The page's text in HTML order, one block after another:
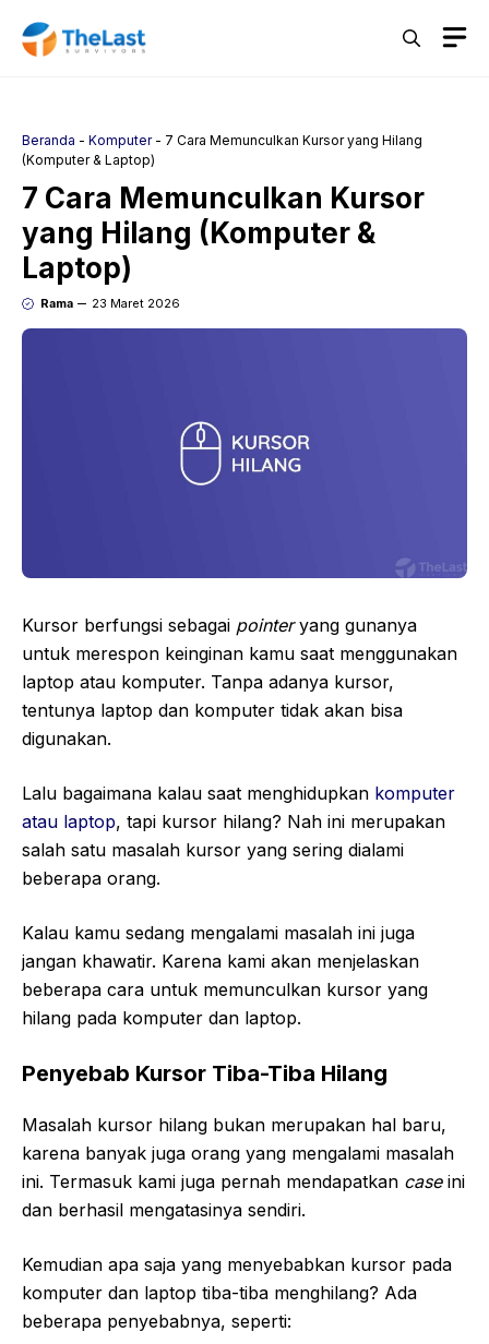
Beranda - Komputer- 7 Cara Memunculkan Kursor yang Hilang
(Komputer & Laptop)
7 Cara Memunculkan Kursor
yang Hilang (Komputer &
Laptop)
Rama 23 Maret 2026
Kursor berfungsi sebagai pointeryang gunanya
untuk merespon keinginan kamu saat menggunakan
laptop atau komputer. Tanpa adanya kursor,
tentunya laptop dan komputer tidak akan bisa
digunakan.
Lalu bagaimana kalau saat menghidupkan komputer
atau laptop, tapi kursor hilang? Nah ini merupakan
salah satu masalah kursor yang sering dialami
beberapa orang.
Kalau kamu sedang mengalami masalah ini juga
jangan khawatir. Karena kami akan menjelaskan
beberapa cara untuk memunculkan kursor yang
hilang pada komputer dan laptop.
Penyebab Kursor Tiba-Tiba Hilang
Masalah kursor hilang bukan merupakan hal baru,
karena banyak juga orang yang mengalami masalah
ini. Termasuk kami juga pernah mendapatkan caseini
dan berhasil mengatasinya sendiri.
Kemudian apa saja yang menyebabkan kursor pada
komputer dan laptop tiba-tiba menghilang? Ada
beberapa penyebabnya, seperti: